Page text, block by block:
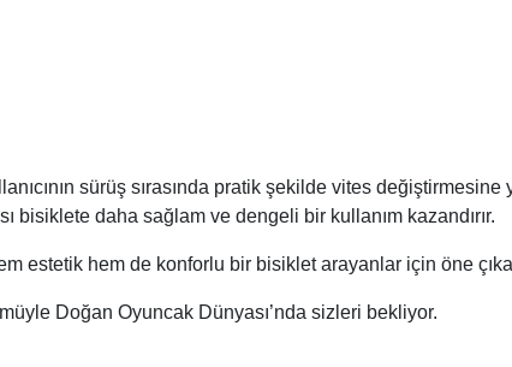
sürüş sırasında pratik şekilde vites değiştirmesine
bisiklete daha sağlam ve dengeli bir kullanım kazandırır.
estetik hem de konforlu bir bisiklet arayanlar için öne
Doğan Oyuncak Dünyası’nda sizleri bekliyor.